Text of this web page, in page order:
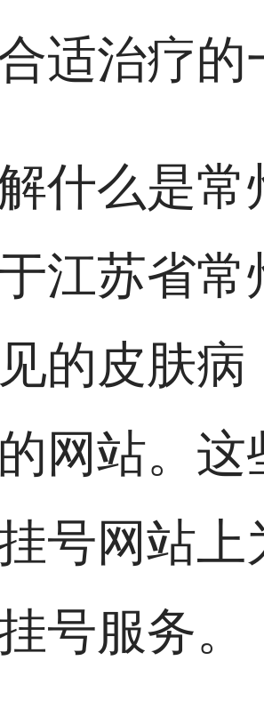
适治疗的
什么是
江苏省常
的皮肤
网站。
号网站
号服务。